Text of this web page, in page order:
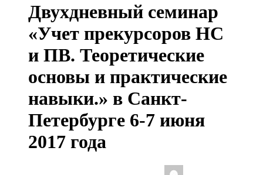
Двухдневный семинар
«Учет прекурсоров НС
и ПВ. Теоретические
основы и практические
навыки.» в Санкт-
Петербурге 6-7 июня
2017 года